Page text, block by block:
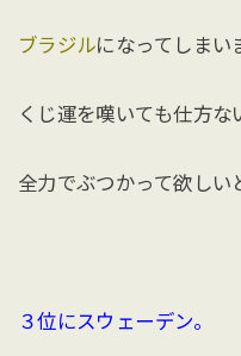
ブラジルになってしまい
くじ運を嘆いても仕方な
全力でぶつかって欲しい
３位にスウェーデン。